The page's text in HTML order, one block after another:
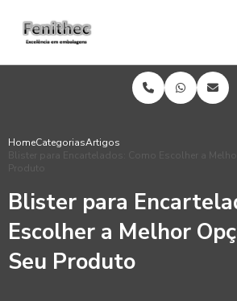
HomeCategoriasArtigos
Blister para Encartelados: Como Escolher a
Produto
Blister para
Escolher a Melhor
Seu Produto